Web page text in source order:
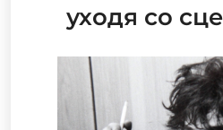
уходя со